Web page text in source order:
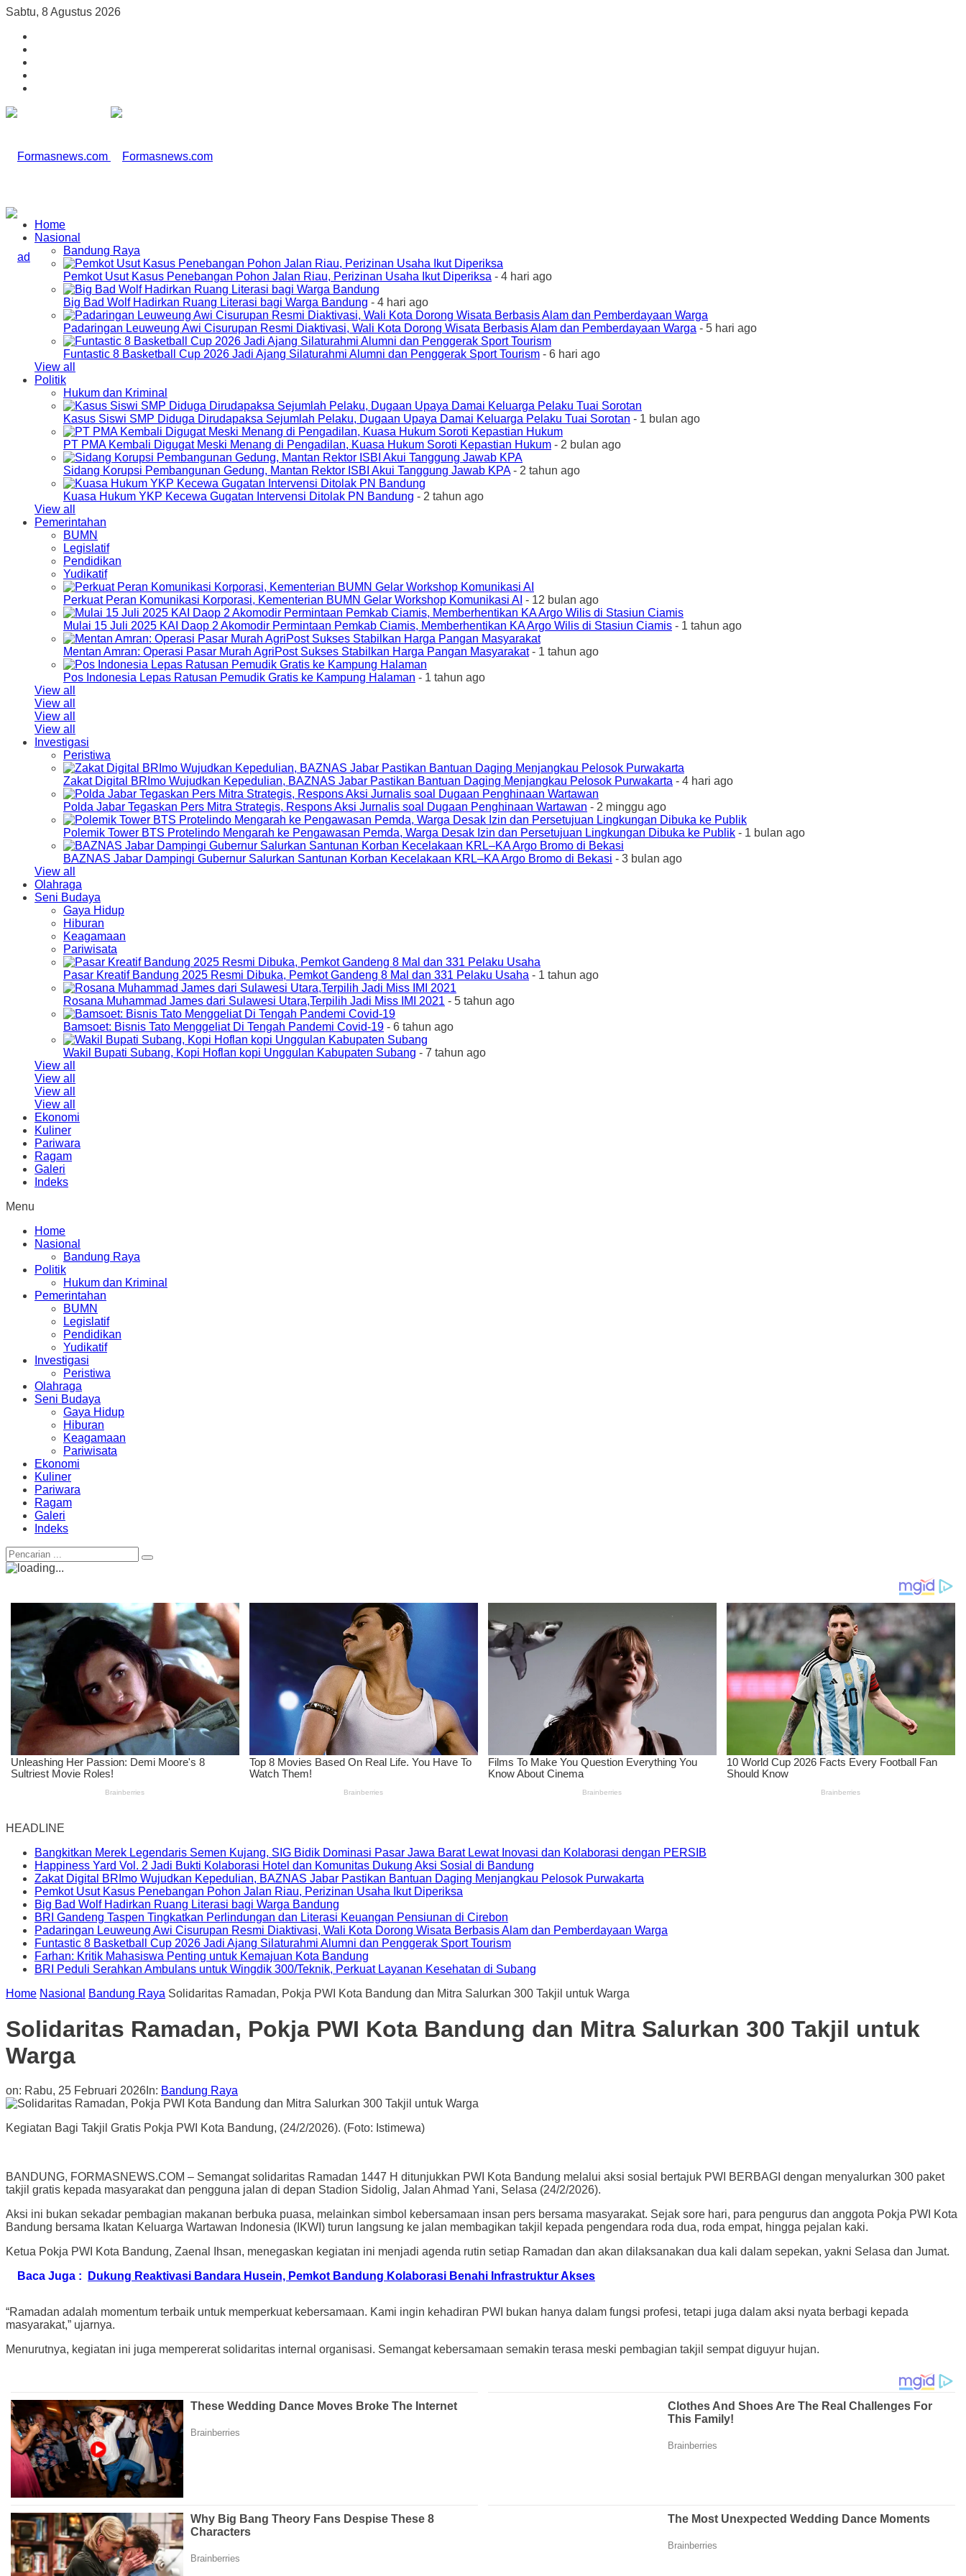
Sabtu, 8 Agustus 2026
Home
Nasional
Bandung Raya
Pemkot Usut Kasus Penebangan Pohon Jalan Riau, Perizinan Usaha Ikut Diperiksa - 4 hari ago
Big Bad Wolf Hadirkan Ruang Literasi bagi Warga Bandung - 4 hari ago
Padaringan Leuweung Awi Cisurupan Resmi Diaktivasi, Wali Kota Dorong Wisata Berbasis Alam dan Pemberdayaan Warga - 5 hari ago
Funtastic 8 Basketball Cup 2026 Jadi Ajang Silaturahmi Alumni dan Penggerak Sport Tourism - 6 hari ago
View all
Politik
Hukum dan Kriminal
Kasus Siswi SMP Diduga Dirudapaksa Sejumlah Pelaku, Dugaan Upaya Damai Keluarga Pelaku Tuai Sorotan - 1 bulan ago
PT PMA Kembali Digugat Meski Menang di Pengadilan, Kuasa Hukum Soroti Kepastian Hukum - 2 bulan ago
Sidang Korupsi Pembangunan Gedung, Mantan Rektor ISBI Akui Tanggung Jawab KPA- 2 tahun ago
Kuasa Hukum YKP Kecewa Gugatan Intervensi Ditolak PN Bandung - 2 tahun ago
View all
Pemerintahan
BUMN
Legislatif
Pendidikan
Yudikatif
Perkuat Peran Komunikasi Korporasi, Kementerian BUMN Gelar Workshop Komunikasi AI - 12 bulan ago
Mulai 15 Juli 2025 KAI Daop 2 Akomodir Permintaan Pemkab Ciamis, Memberhentikan KA Argo Wilis di Stasiun Ciamis - 1 tahun ago
Mentan Amran: Operasi Pasar Murah AgriPost Sukses Stabilkan Harga Pangan Masyarakat- 1 tahun ago
Pos Indonesia Lepas Ratusan Pemudik Gratis ke Kampung Halaman - 1 tahun ago
View all
View all
View all
View all
Investigasi
Peristiwa
Zakat Digital BRImo Wujudkan Kepedulian, BAZNAS Jabar Pastikan Bantuan Daging Menjangkau Pelosok Purwakarta - 4 hari ago
Polda Jabar Tegaskan Pers Mitra Strategis, Respons Aksi Jurnalis soal Dugaan Penghinaan Wartawan - 2 minggu ago
Polemik Tower BTS Protelindo Mengarah ke Pengawasan Pemda, Warga Desak Izin dan Persetujuan Lingkungan Dibuka ke Publik - 1 bulan ago
BAZNAS Jabar Dampingi Gubernur Salurkan Santunan Korban Kecelakaan KRL–KA Argo Bromo di Bekasi - 3 bulan ago
View all
Olahraga
Seni Budaya
Gaya Hidup
Hiburan
Keagamaan
Pariwisata
Pasar Kreatif Bandung 2025 Resmi Dibuka, Pemkot Gandeng 8 Mal dan 331 Pelaku Usaha - 1 tahun ago
Rosana Muhammad James dari Sulawesi Utara,Terpilih Jadi Miss IMI 2021 - 5 tahun ago
Bamsoet: Bisnis Tato Menggeliat Di Tengah Pandemi Covid-19 - 6 tahun ago
Wakil Bupati Subang, Kopi Hoflan kopi Unggulan Kabupaten Subang - 7 tahun ago
View all
View all
View all
View all
Ekonomi
Kuliner
Pariwara
Ragam
Galeri
Indeks
Menu
Home
Nasional
Bandung Raya
Politik
Hukum dan Kriminal
Pemerintahan
BUMN
Legislatif
Pendidikan
Yudikatif
Investigasi
Peristiwa
Olahraga
Seni Budaya
Gaya Hidup
Hiburan
Keagamaan
Pariwisata
Ekonomi
Kuliner
Pariwara
Ragam
Galeri
Indeks
HEADLINE
Bangkitkan Merek Legendaris Semen Kujang, SIG Bidik Dominasi Pasar Jawa Barat Lewat Inovasi dan Kolaborasi dengan PERSIB
Happiness Yard Vol. 2 Jadi Bukti Kolaborasi Hotel dan Komunitas Dukung Aksi Sosial di Bandung
Zakat Digital BRImo Wujudkan Kepedulian, BAZNAS Jabar Pastikan Bantuan Daging Menjangkau Pelosok Purwakarta
Pemkot Usut Kasus Penebangan Pohon Jalan Riau, Perizinan Usaha Ikut Diperiksa
Big Bad Wolf Hadirkan Ruang Literasi bagi Warga Bandung
BRI Gandeng Taspen Tingkatkan Perlindungan dan Literasi Keuangan Pensiunan di Cirebon
Padaringan Leuweung Awi Cisurupan Resmi Diaktivasi, Wali Kota Dorong Wisata Berbasis Alam dan Pemberdayaan Warga
Funtastic 8 Basketball Cup 2026 Jadi Ajang Silaturahmi Alumni dan Penggerak Sport Tourism
Farhan: Kritik Mahasiswa Penting untuk Kemajuan Kota Bandung
BRI Peduli Serahkan Ambulans untuk Wingdik 300/Teknik, Perkuat Layanan Kesehatan di Subang
Home Nasional Bandung Raya Solidaritas Ramadan, Pokja PWI Kota Bandung dan Mitra Salurkan 300 Takjil untuk Warga
Solidaritas Ramadan, Pokja PWI Kota Bandung dan Mitra Salurkan 300 Takjil untuk
Warga
on: Rabu, 25 Februari 2026 In: Bandung Raya
Kegiatan Bagi Takjil Gratis Pokja PWI Kota Bandung, (24/2/2026). (Foto: Istimewa)
BANDUNG, FORMASNEWS.COM – Semangat solidaritas Ramadan 1447 H ditunjukkan PWI Kota Bandung melalui aksi sosial bertajuk PWI BERBAGI dengan menyalurkan 300 paket
takjil gratis kepada masyarakat dan pengguna jalan di depan Stadion Sidolig, Jalan Ahmad Yani, Selasa (24/2/2026).
Aksi ini bukan sekadar pembagian makanan berbuka puasa, melainkan simbol kebersamaan insan pers bersama masyarakat. Sejak sore hari, para pengurus dan anggota Pokja PWI Kota
Bandung bersama Ikatan Keluarga Wartawan Indonesia (IKWI) turun langsung ke jalan membagikan takjil kepada pengendara roda dua, roda empat, hingga pejalan kaki.
Ketua Pokja PWI Kota Bandung, Zaenal Ihsan, menegaskan kegiatan ini menjadi agenda rutin setiap Ramadan dan akan dilaksanakan dua kali dalam sepekan, yakni Selasa dan Jumat.
Baca Juga :
Dukung Reaktivasi Bandara Husein, Pemkot Bandung Kolaborasi Benahi Infrastruktur Akses
“Ramadan adalah momentum terbaik untuk memperkuat kebersamaan. Kami ingin kehadiran PWI bukan hanya dalam fungsi profesi, tetapi juga dalam aksi nyata berbagi kepada
masyarakat,” ujarnya.
Menurutnya, kegiatan ini juga mempererat solidaritas internal organisasi. Semangat kebersamaan semakin terasa meski pembagian takjil sempat diguyur hujan.